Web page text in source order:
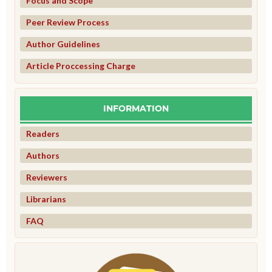
Peer Review Process
Author Guidelines
Article Proccessing Charge
INFORMATION
Readers
Authors
Reviewers
Librarians
FAQ